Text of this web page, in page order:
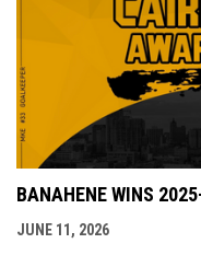
BANAHENE WINS
JUNE 11, 2026